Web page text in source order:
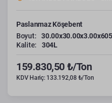
Paslanmaz Köşebent
Boyut:
Kalite:
304L
159.830,50 ₺/Ton
KDV Hariç: 133.192,08 ₺/Ton